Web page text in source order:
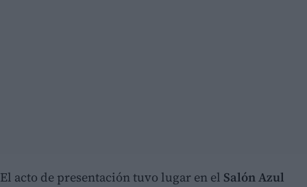
El acto de presentación tuvo lugar en el Salón Azul